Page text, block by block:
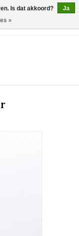
Is dat akkoord?
Ja
»
.